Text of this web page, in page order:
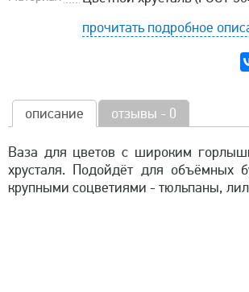
прочитать подробное
описание отзывы - 0
Ваза для цветов с широким
хрусталя. Подойдёт для объёмных
крупными соцветиями - тюльпаны,